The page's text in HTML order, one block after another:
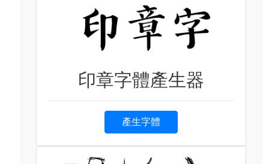
印章字體產生器
產生字體